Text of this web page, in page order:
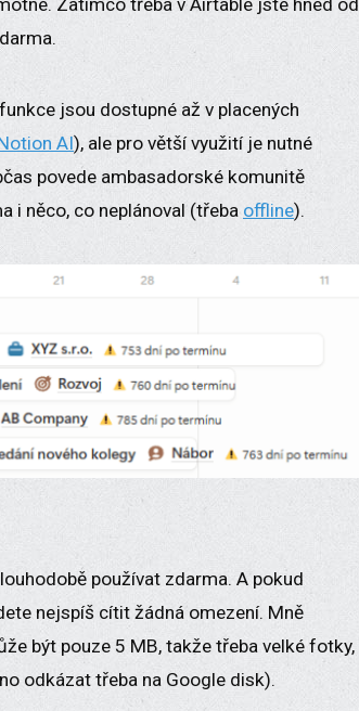
jsou dostupné až v placených
AI), ale pro větší využití je nutné
povede ambasadorské komunitě
i něco, co neplánoval (třeba offline).
používat zdarma. A pokud
nejspíš cítit žádná omezení. Mně
být pouze 5 MB, takže třeba velké fotky,
odkázat třeba na Google disk).